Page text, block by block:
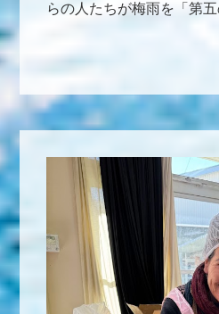
らの人たちが梅雨を「第